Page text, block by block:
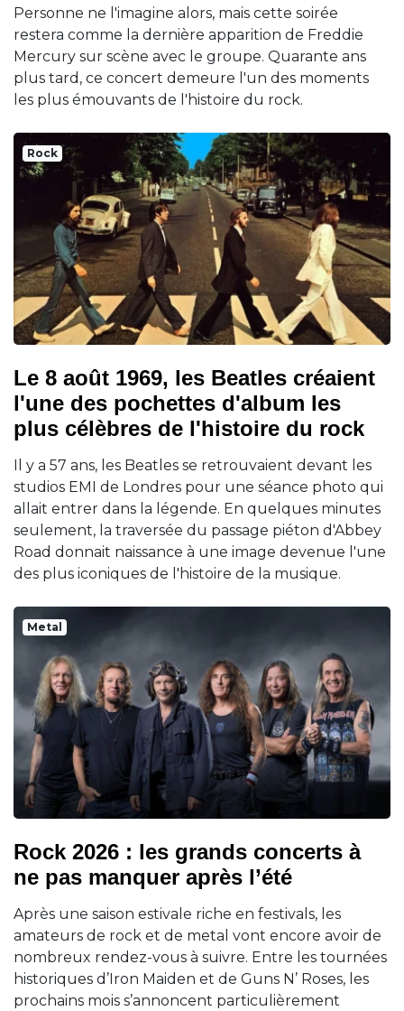
Personne ne l'imagine alors, mais cette soirée
restera comme la dernière apparition de Freddie
Mercury sur scène avec le groupe. Quarante ans
plus tard, ce concert demeure l'un des moments
les plus émouvants de l'histoire du rock.
Rock
Le 8 août 1969, les Beatles créaient
l'une des pochettes d'album les
plus célèbres de l'histoire du rock
Il y a 57 ans, les Beatles se retrouvaient devant les
studios EMI de Londres pour une séance photo qui
allait entrer dans la légende. En quelques minutes
seulement, la traversée du passage piéton d'Abbey
Road donnait naissance à une image devenue l'une
des plus iconiques de l'histoire de la musique.
Metal
Rock 2026 : les grands concerts à
ne pas manquer après l’été
Après une saison estivale riche en festivals, les
amateurs de rock et de metal vont encore avoir de
nombreux rendez-vous à suivre. Entre les tournées
historiques d’Iron Maiden et de Guns N’ Roses, les
prochains mois s’annoncent particulièrement